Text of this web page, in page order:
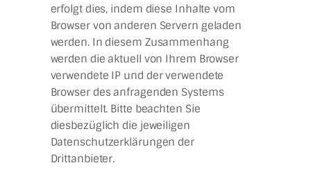
erfolgt dies, indem diese Inhalte vom
Browser von anderen Servern geladen
werden. In diesem Zusammenhang
werden die aktuell von Ihrem Browser
verwendete IP und der verwendete
Browser des anfragenden Systems
übermittelt. Bitte beachten Sie
diesbezüglich die jeweiligen
Datenschutzerklärungen der
Drittanbieter.